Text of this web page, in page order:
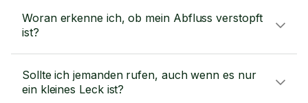
Woran erkenne ich, ob mein Abfluss verstopft
ist?
Sollte ich jemanden rufen, auch wenn es nur
ein kleines Leck ist?